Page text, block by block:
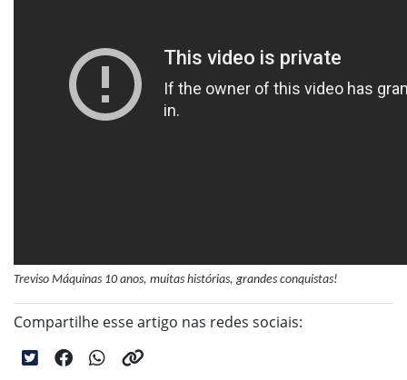
Treviso Máquinas 10 anos, muitas histórias, grandes conquistas!
Compartilhe esse artigo nas redes sociais: